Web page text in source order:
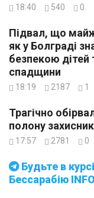
Будьте в курсі подій. Підписуйтесь на
Бессарабію
18:40 540 0
Підвал, що
як у Болграді
безпекою
спадщини
18:19 2187 1
Трагічно
полону
17:57 2781 0